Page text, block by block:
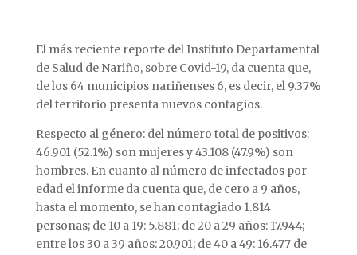
El más reciente reporte del Instituto Departamental
de Salud de Nariño, sobre Covid-19, da cuenta que,
de los 64 municipios nariñenses 6, es decir, el 9.37%
del territorio presenta nuevos contagios.
Respecto al género: del número total de positivos:
46.901 (52.1%) son mujeres y 43.108 (47.9%) son
hombres. En cuanto al número de infectados por
edad el informe da cuenta que, de cero a 9 años,
hasta el momento, se han contagiado 1.814
personas; de 10 a 19: 5.881; de 20 a 29 años: 17.944;
entre los 30 a 39 años: 20.901; de 40 a 49: 16.477 de